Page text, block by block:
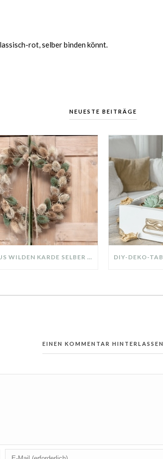
rot, selber binden könnt.
NEUESTE BEITRÄGE
KRANZ AUS WILDEN KARDE SELBER MACHEN: HERBSTDEKO GANZ EINFACH
EINEN KOMMENTAR HINTERLASSEN